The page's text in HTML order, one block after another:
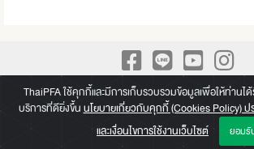
A Leading Academy for Practical Finance We
knowledge beyond a paper of
Copyright © 2026 Thai Professional Finance
ThaiPFA ใช้คุกกี้และมีการเก็บรวบรวมข้อมูลเพื่อให้ท่านไ
บริการที่ดียิ่งขึ้นนโยบายเกี่ยวกับคุกกี้ (Cookies Policy)
และเงื่อนไขการใช้งานเว็บไซต์
ยอมรั